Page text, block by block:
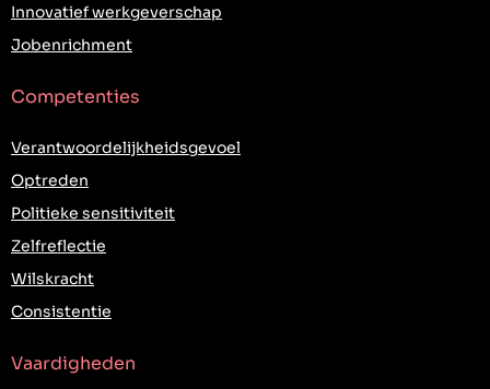
Innovatief werkgeverschap
Jobenrichment
Competenties
Verantwoordelijkheidsgevoel
Optreden
Politieke sensitiviteit
Zelfreflectie
Wilskracht
Consistentie
Vaardigheden